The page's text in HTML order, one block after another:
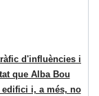
d'influències i
que Alba Bou
i, a més, no